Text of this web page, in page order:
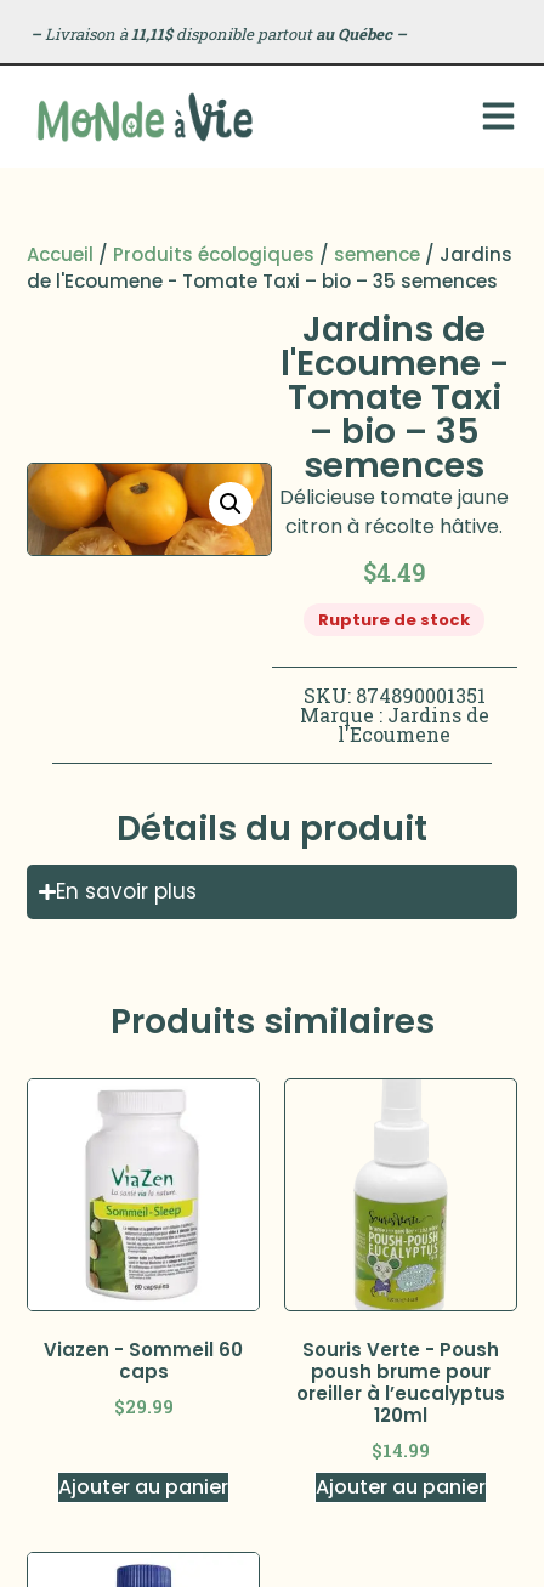
–Livraison à11,11$disponible partoutau Québec –
Accueil / Produits écologiques / semence / Jardins
de l'Ecoumene - Tomate Taxi – bio – 35 semences
Jardins de
l'Ecoumene -
Tomate Taxi
– bio – 35
semences
Délicieuse tomate jaune
citron à récolte hâtive.
$4.49
Rupture de stock
SKU: 874890001351
Marque : Jardins de
l'Ecoumene
Détails du produit
En savoir plus
Produits similaires
Viazen - Sommeil 60
caps
$29.99
Ajouter au panier
Souris Verte - Poush
poush brume pour
oreiller à l’eucalyptus
120ml
$14.99
Ajouter au panier